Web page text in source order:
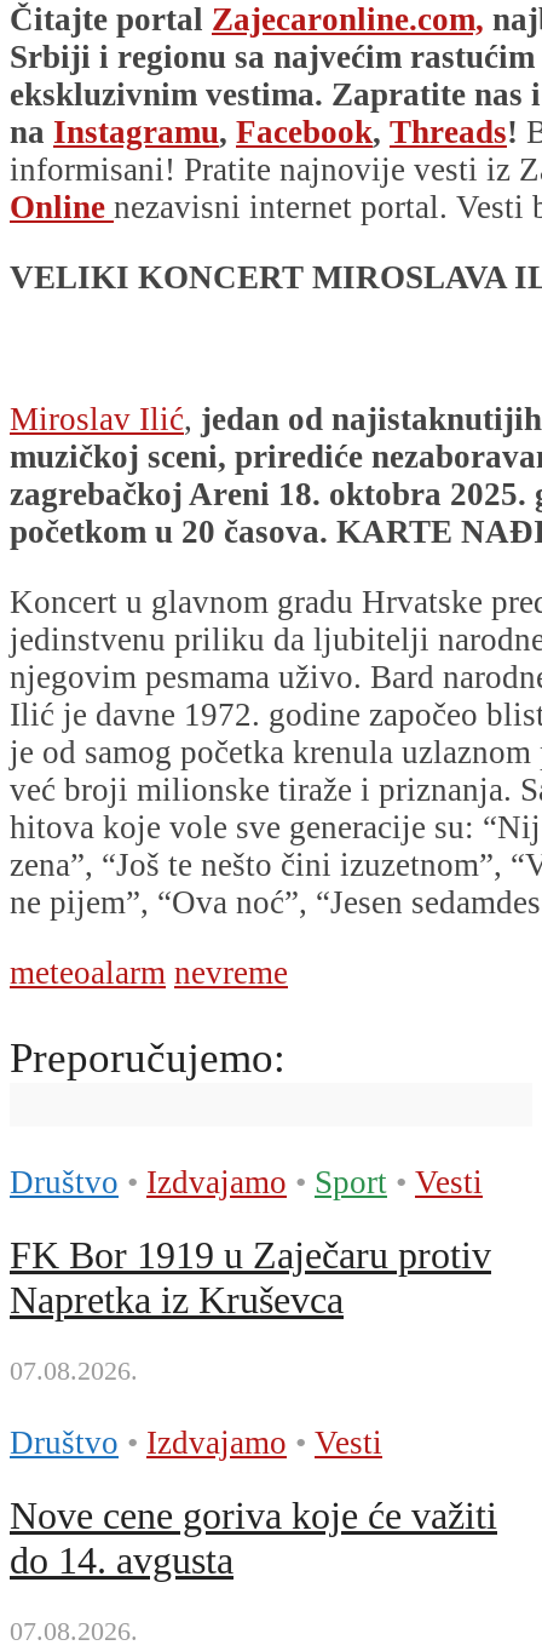
Čitajte portal Zajecaronline.com,
Srbiji i regionu sa najvećim
ekskluzivnim vestima. Zapratite nas i
na Instagramu, Facebook, Threads!
informisani! Pratite najnovije vesti iz
Online nezavisni internet portal. Vesti
VELIKI KONCERT MIROSLAVA
Miroslav Ilić, jedan od
muzičkoj sceni, prirediće
zagrebačkoj Areni 18. oktobra 2025.
početkom u 20 časova. KARTE
Koncert u glavnom gradu Hrvatske
jedinstvenu priliku da ljubitelji
njegovim pesmama uživo. Bard
Ilić je davne 1972. godine započeo
je od samog početka krenula
već broji milionske tiraže i priznanja.
hitova koje vole sve generacije su:
zena”, “Još te nešto čini izuzetnom”,
ne pijem”, “Ova noć”, “Jesen
meteoalarm nevreme
Preporučujemo:
Društvo • Izdvajamo • Sport • Vesti
FK Bor 1919 u Zaječaru protiv
Napretka iz Kruševca
07.08.2026.
Društvo • Izdvajamo • Vesti
Nove cene goriva koje će važiti
do 14. avgusta
07.08.2026.